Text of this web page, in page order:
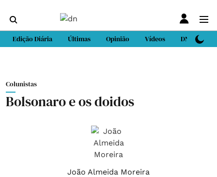
Edição Diária Últimas Opinião Vídeos DN Sport
Colunistas
Bolsonaro e os doidos
João Almeida Moreira